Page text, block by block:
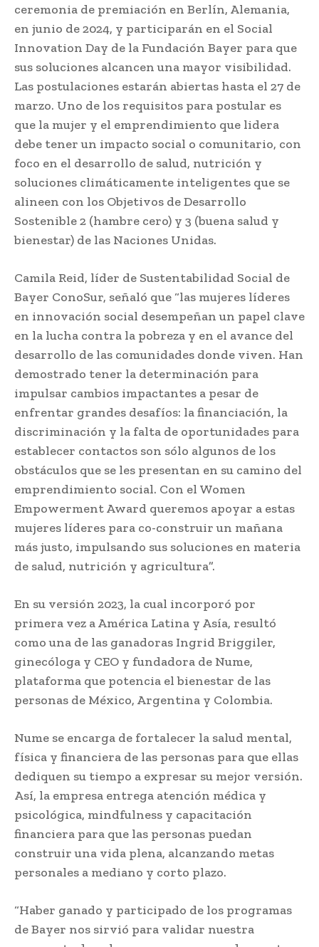
ceremonia de premiación en Berlín, Alemania,
en junio de 2024, y participarán en el Social
Innovation Day de la Fundación Bayer para que
sus soluciones alcancen una mayor visibilidad.
Las postulaciones estarán abiertas hasta el 27 de
marzo. Uno de los requisitos para postular es
que la mujer y el emprendimiento que lidera
debe tener un impacto social o comunitario, con
foco en el desarrollo de salud, nutrición y
soluciones climáticamente inteligentes que se
alineen con los Objetivos de Desarrollo
Sostenible 2 (hambre cero) y 3 (buena salud y
bienestar) de las Naciones Unidas.
Camila Reid, líder de Sustentabilidad Social de
Bayer ConoSur, señaló que “las mujeres líderes
en innovación social desempeñan un papel clave
en la lucha contra la pobreza y en el avance del
desarrollo de las comunidades donde viven. Han
demostrado tener la determinación para
impulsar cambios impactantes a pesar de
enfrentar grandes desafíos: la financiación, la
discriminación y la falta de oportunidades para
establecer contactos son sólo algunos de los
obstáculos que se les presentan en su camino del
emprendimiento social. Con el Women
Empowerment Award queremos apoyar a estas
mujeres líderes para co-construir un mañana
más justo, impulsando sus soluciones en materia
de salud, nutrición y agricultura”.
En su versión 2023, la cual incorporó por
primera vez a América Latina y Asía, resultó
como una de las ganadoras Ingrid Briggiler,
ginecóloga y CEO y fundadora de Nume,
plataforma que potencia el bienestar de las
personas de México, Argentina y Colombia.
Nume se encarga de fortalecer la salud mental,
física y financiera de las personas para que ellas
dediquen su tiempo a expresar su mejor versión.
Así, la empresa entrega atención médica y
psicológica, mindfulness y capacitación
financiera para que las personas puedan
construir una vida plena, alcanzando metas
personales a mediano y corto plazo.
“Haber ganado y participado de los programas
de Bayer nos sirvió para validar nuestra